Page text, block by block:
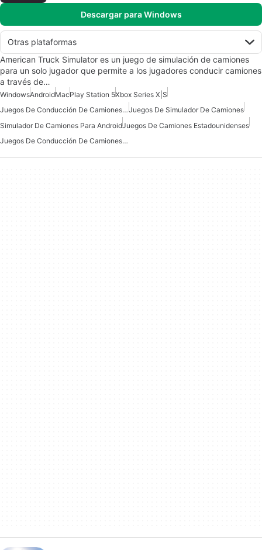
Descargar para Windows
Otras plataformas
American Truck Simulator es un juego de simulación de camiones
para un solo jugador que permite a los jugadores conducir camiones
a través de…
WindowsAndroidMacPlay Station 5Xbox Series X|S
Juegos De Conducción De Camiones Para Windows 7Juegos De Simulador De Camiones
Simulador De Camiones Para AndroidJuegos De Camiones Estadounidenses
Juegos De Conducción De Camiones Para Android